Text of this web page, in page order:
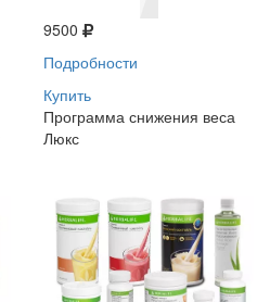
9500
Подробности
Купить
Программа снижения веса
Люкс